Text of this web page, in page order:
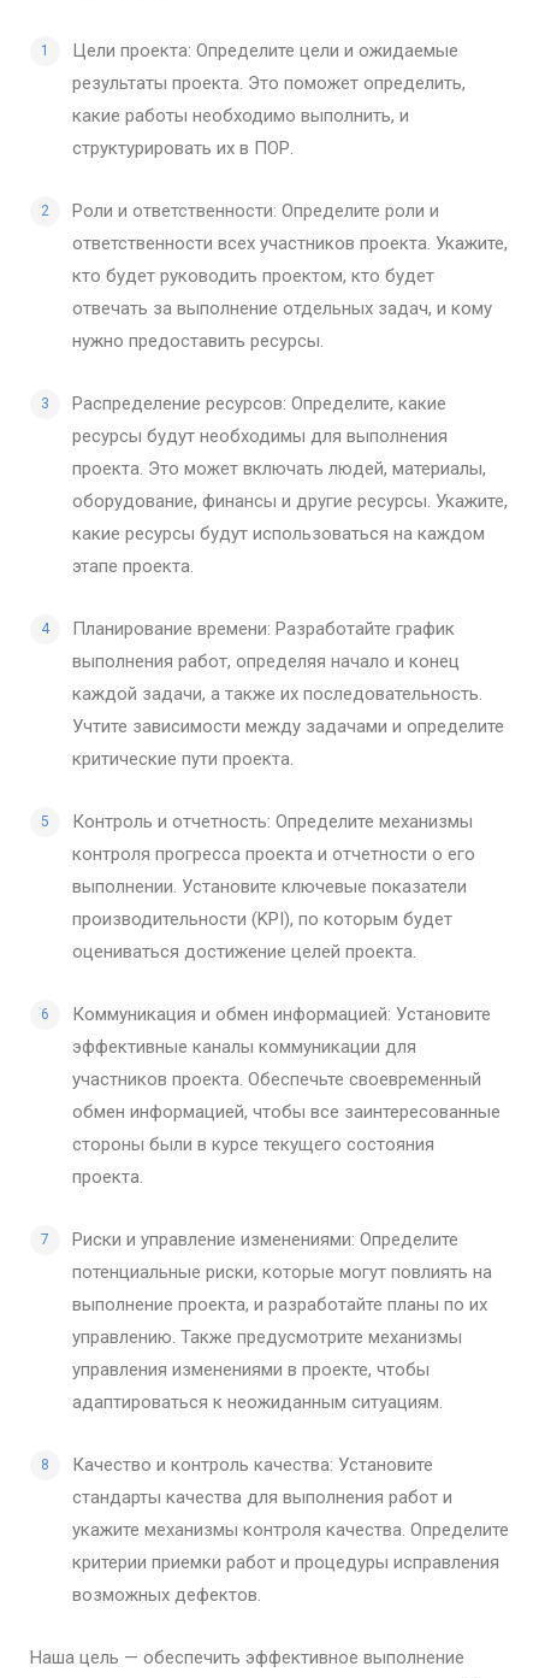
Цели проекта: Определите цели и ожидаемые
результаты проекта. Это поможет определить,
какие работы необходимо выполнить, и
структурировать их в ПОР.
Роли и ответственности: Определите роли и
ответственности всех участников проекта. Укажите,
кто будет руководить проектом, кто будет
отвечать за выполнение отдельных задач, и кому
нужно предоставить ресурсы.
Распределение ресурсов: Определите, какие
ресурсы будут необходимы для выполнения
проекта. Это может включать людей, материалы,
оборудование, финансы и другие ресурсы. Укажите,
какие ресурсы будут использоваться на каждом
этапе проекта.
Планирование времени: Разработайте график
выполнения работ, определяя начало и конец
каждой задачи, а также их последовательность.
Учтите зависимости между задачами и определите
критические пути проекта.
Контроль и отчетность: Определите механизмы
контроля прогресса проекта и отчетности о его
выполнении. Установите ключевые показатели
производительности (KPI), по которым будет
оцениваться достижение целей проекта.
Коммуникация и обмен информацией: Установите
эффективные каналы коммуникации для
участников проекта. Обеспечьте своевременный
обмен информацией, чтобы все заинтересованные
стороны были в курсе текущего состояния
проекта.
Риски и управление изменениями: Определите
потенциальные риски, которые могут повлиять на
выполнение проекта, и разработайте планы по их
управлению. Также предусмотрите механизмы
управления изменениями в проекте, чтобы
адаптироваться к неожиданным ситуациям.
Качество и контроль качества: Установите
стандарты качества для выполнения работ и
укажите механизмы контроля качества. Определите
критерии приемки работ и процедуры исправления
возможных дефектов.
Наша цель — обеспечить эффективное выполнение